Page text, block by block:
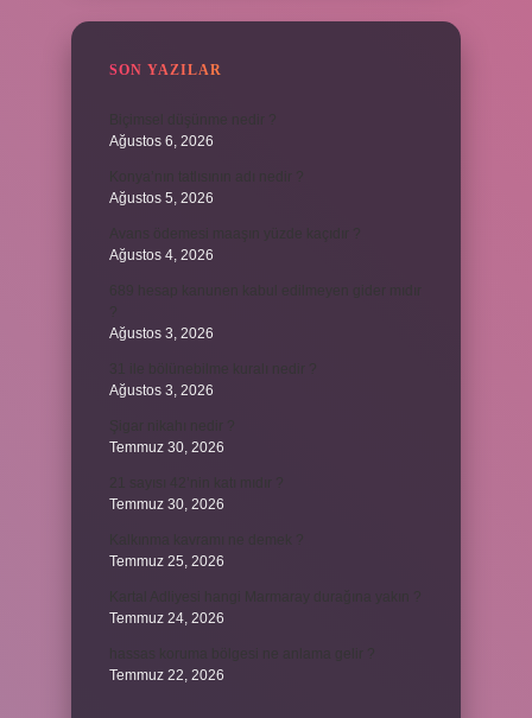
SON YAZILAR
Ağustos 6, 2026
Ağustos 5, 2026
Ağustos 4, 2026
Ağustos 3, 2026
Ağustos 3, 2026
Temmuz 30, 2026
Temmuz 30, 2026
Temmuz 25, 2026
Temmuz 24, 2026
Temmuz 22, 2026